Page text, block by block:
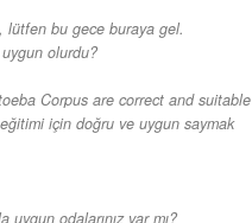
lütfen bu gece buraya gel.
olurdu?
Corpus are correct and suitable
için doğru ve uygun saymak
uygun odalarınız var mı?